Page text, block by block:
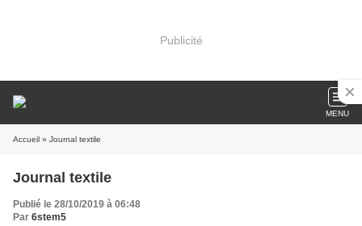
Publicité
MENU
Accueil » Journal textile
Journal textile
Publié le 28/10/2019 à 06:48
Par 6stem5